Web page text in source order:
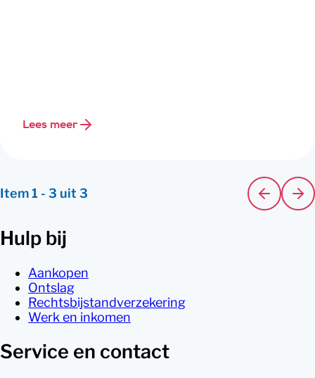
Lees meer
Item1 - 3 uit 3
Hulp bij
Aankopen
Ontslag
Rechtsbijstandverzekering
Werk en inkomen
Service en contact